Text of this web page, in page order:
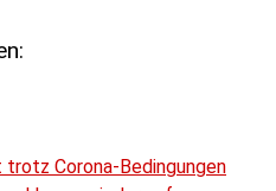
trotz Corona-Bedingungen